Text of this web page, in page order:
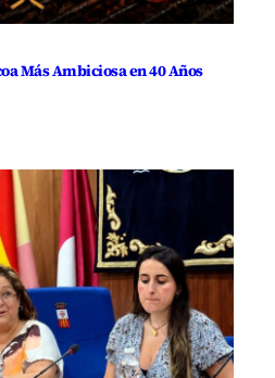
Más Ambiciosa en 40 Años